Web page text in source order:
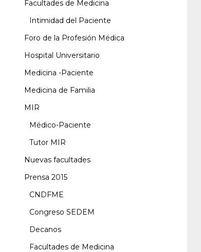
Facultades de Medicina
Intimidad del Paciente
Foro de la Profesión Médica
Hospital Universitario
Medicina -Paciente
Medicina de Familia
MIR
Médico-Paciente
Tutor MIR
Nuevas facultades
Prensa 2015
CNDFME
Congreso SEDEM
Decanos
Facultades de Medicina